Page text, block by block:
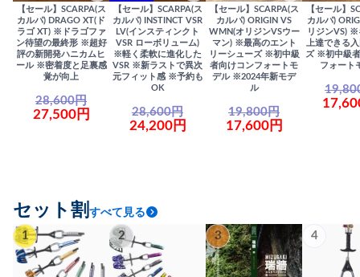
【セール】SCARPA(ス
カルパ) DRAGO XT(ド
ラゴ XT) ※ドラゴファ
ン待望の最終形 ※超好
評の新開発ハニカムヒ
ール ※密着度と足裏感
覚が向上
28,600円
27,500円
【セール】SCARPA(ス
カルパ) INSTINCT VSR
LV(インスティンクト
VSR ローボリューム)
※軽く柔軟に進化した
VSR ※新ラストで異次
元フィット感 ※予約も
OK
28,600円
24,200円
【セール】SCARPA(ス
カルパ) ORIGIN VS
WMN(オリジンVSウー
マン) ※最高のエント
リーシューズ ※初中級
者向けコンフォートモ
デル ※2024年新モデ
ル
19,800円
17,600円
【セール】
カルパ)
リジンVS) ※
上達できる
ズ ※初中級
フォート
セット割 すべて見る
1 2 3 4